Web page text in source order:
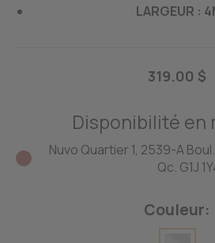
LARGEUR :
319.00 $
Disponibilité en
Nuvo Quartier 1, 2539-A
Qc. G1J
Couleur: